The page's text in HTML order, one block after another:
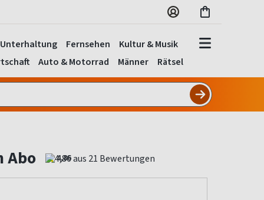
Unterhaltung Fernsehen
Kultur & Musik
Auto & Motorrad Männer Rätsel
Abo 4,86